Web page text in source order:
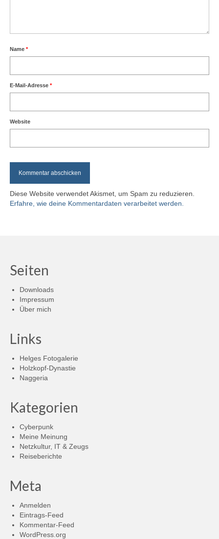
Name *
E-Mail-Adresse *
Website
Diese Website verwendet Akismet, um Spam zu reduzieren.
Erfahre, wie deine Kommentardaten verarbeitet werden.
Seiten
Downloads
Impressum
Über mich
Links
Helges Fotogalerie
Holzkopf-Dynastie
Naggeria
Kategorien
Cyberpunk
Meine Meinung
Netzkultur, IT & Zeugs
Reiseberichte
Meta
Anmelden
Eintrags-Feed
Kommentar-Feed
WordPress.org